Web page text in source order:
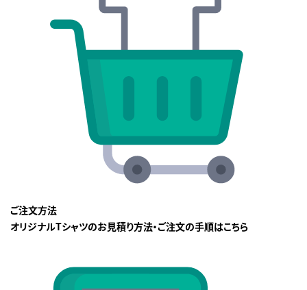
ご注文方法
オリジナルTシャツのお見積り方法・ご注文の手順はこちら